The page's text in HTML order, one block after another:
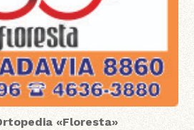
«Floresta»